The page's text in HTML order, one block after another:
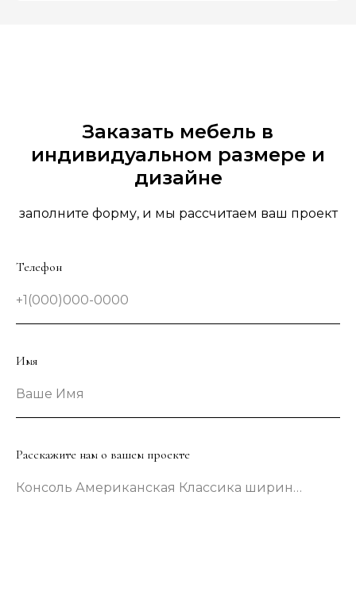
Заказать мебель в
индивидуальном размере и
дизайне
заполните форму, и мы рассчитаем ваш проект
Телефон
+1(000)000-0000
Имя
Ваше Имя
Расскажите нам о вашем проекте
Консоль Американская Классика шириной 133 сантиметра в зеленом цвете